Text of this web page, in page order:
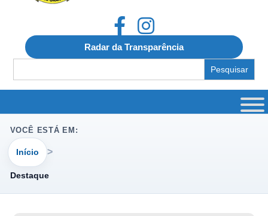
Radar da Transparência
for:
VOCÊ ESTÁ EM:
Início
Destaque